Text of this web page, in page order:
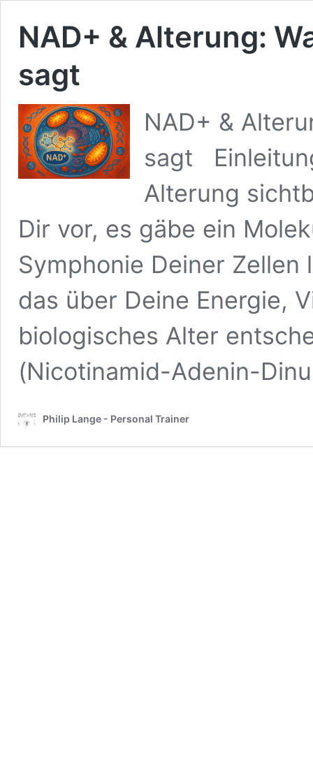
NAD+ & Alterung:
sagt
NAD+ &
sagt
Alterung
Dir vor, es gäbe ein
Symphonie Deiner
das über Deine Energie,
biologisches Alter
(Nicotinamid-Adenin-
Philip Lange - Personal Trainer